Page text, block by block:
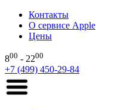
Контакты
О сервисе Apple
Цены
800 - 2200
+7 (499) 450-29-84